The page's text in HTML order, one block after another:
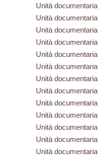
Unità documentaria
Unità documentaria
Unità documentaria
Unità documentaria
Unità documentaria
Unità documentaria
Unità documentaria
Unità documentaria
Unità documentaria
Unità documentaria
Unità documentaria
Unità documentaria
Unità documentaria